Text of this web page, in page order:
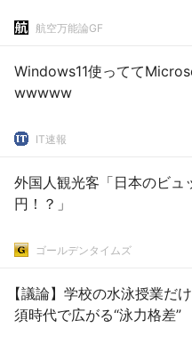
航空万能論GF
Windows11使ってて
wwwww
IT速報
外国人観光客「日本のビ
円！？」
ゴールデンタイムズ
【議論】学校の水泳授業だ
須時代で広がる“泳力格差”